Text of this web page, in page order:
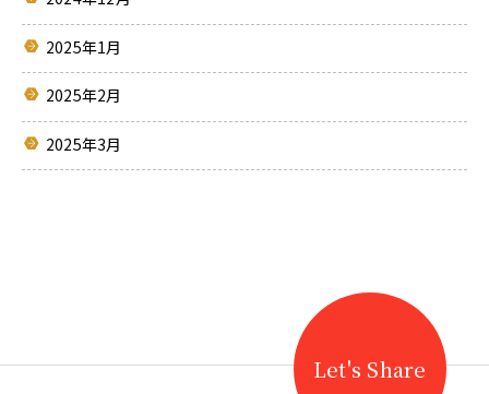
2025年1月
2025年2月
2025年3月
Let's Share